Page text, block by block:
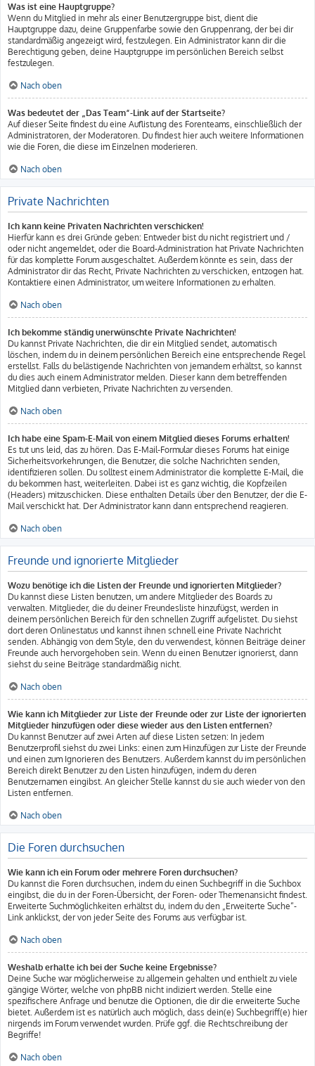
Was ist eine Hauptgruppe?
Wenn du Mitglied in mehr als einer Benutzergruppe bist, dient die
Hauptgruppe dazu, deine Gruppenfarbe sowie den Gruppenrang, der bei dir
standardmäßig angezeigt wird, festzulegen. Ein Administrator kann dir die
Berechtigung geben, deine Hauptgruppe im persönlichen Bereich selbst
festzulegen.
Nach oben
Was bedeutet der „Das Team“-Link auf der Startseite?
Auf dieser Seite findest du eine Auflistung des Forenteams, einschließlich der
Administratoren, der Moderatoren. Du findest hier auch weitere Informationen
wie die Foren, die diese im Einzelnen moderieren.
Nach oben
Private Nachrichten
Ich kann keine Privaten Nachrichten verschicken!
Hierfür kann es drei Gründe geben: Entweder bist du nicht registriert und /
oder nicht angemeldet, oder die Board-Administration hat Private Nachrichten
für das komplette Forum ausgeschaltet. Außerdem könnte es sein, dass der
Administrator dir das Recht, Private Nachrichten zu verschicken, entzogen hat.
Kontaktiere einen Administrator, um weitere Informationen zu erhalten.
Nach oben
Ich bekomme ständig unerwünschte Private Nachrichten!
Du kannst Private Nachrichten, die dir ein Mitglied sendet, automatisch
löschen, indem du in deinem persönlichen Bereich eine entsprechende Regel
erstellst. Falls du belästigende Nachrichten von jemandem erhältst, so kannst
du dies auch einem Administrator melden. Dieser kann dem betreffenden
Mitglied dann verbieten, Private Nachrichten zu versenden.
Nach oben
Ich habe eine Spam-E-Mail von einem Mitglied dieses Forums erhalten!
Es tut uns leid, das zu hören. Das E-Mail-Formular dieses Forums hat einige
Sicherheitsvorkehrungen, die Benutzer, die solche Nachrichten senden,
identifizieren sollen. Du solltest einem Administrator die komplette E-Mail, die
du bekommen hast, weiterleiten. Dabei ist es ganz wichtig, die Kopfzeilen
(Headers) mitzuschicken. Diese enthalten Details über den Benutzer, der die E-
Mail verschickt hat. Der Administrator kann dann entsprechend reagieren.
Nach oben
Freunde und ignorierte Mitglieder
Wozu benötige ich die Listen der Freunde und ignorierten Mitglieder?
Du kannst diese Listen benutzen, um andere Mitglieder des Boards zu
verwalten. Mitglieder, die du deiner Freundesliste hinzufügst, werden in
deinem persönlichen Bereich für den schnellen Zugriff aufgelistet. Du siehst
dort deren Onlinestatus und kannst ihnen schnell eine Private Nachricht
senden. Abhängig von dem Style, den du verwendest, können Beiträge deiner
Freunde auch hervorgehoben sein. Wenn du einen Benutzer ignorierst, dann
siehst du seine Beiträge standardmäßig nicht.
Nach oben
Wie kann ich Mitglieder zur Liste der Freunde oder zur Liste der ignorierten
Mitglieder hinzufügen oder diese wieder aus den Listen entfernen?
Du kannst Benutzer auf zwei Arten auf diese Listen setzen: In jedem
Benutzerprofil siehst du zwei Links: einen zum Hinzufügen zur Liste der Freunde
und einen zum Ignorieren des Benutzers. Außerdem kannst du im persönlichen
Bereich direkt Benutzer zu den Listen hinzufügen, indem du deren
Benutzernamen eingibst. An gleicher Stelle kannst du sie auch wieder von den
Listen entfernen.
Nach oben
Die Foren durchsuchen
Wie kann ich ein Forum oder mehrere Foren durchsuchen?
Du kannst die Foren durchsuchen, indem du einen Suchbegriff in die Suchbox
eingibst, die du in der Foren-Übersicht, der Foren- oder Themenansicht findest.
Erweiterte Suchmöglichkeiten erhältst du, indem du den „Erweiterte Suche“-
Link anklickst, der von jeder Seite des Forums aus verfügbar ist.
Nach oben
Weshalb erhalte ich bei der Suche keine Ergebnisse?
Deine Suche war möglicherweise zu allgemein gehalten und enthielt zu viele
gängige Wörter, welche von phpBB nicht indiziert werden. Stelle eine
spezifischere Anfrage und benutze die Optionen, die dir die erweiterte Suche
bietet. Außerdem ist es natürlich auch möglich, dass dein(e) Suchbegriff(e) hier
nirgends im Forum verwendet wurden. Prüfe ggf. die Rechtschreibung der
Begriffe!
Nach oben